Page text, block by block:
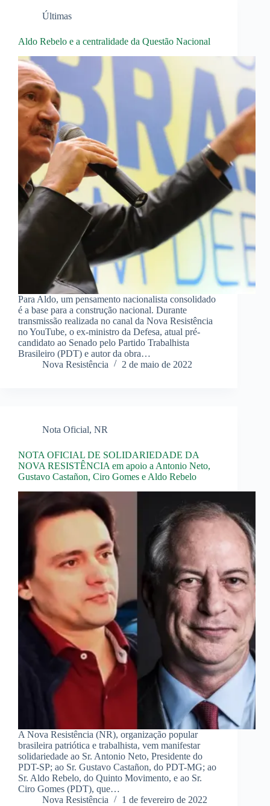
Últimas
Aldo Rebelo e a centralidade da Questão Nacional
Para Aldo, um pensamento nacionalista consolidado
é a base para a construção nacional. Durante
transmissão realizada no canal da Nova Resistência
no YouTube, o ex-ministro da Defesa, atual pré-
candidato ao Senado pelo Partido Trabalhista
Brasileiro (PDT) e autor da obra…
Nova Resistência
2 de maio de 2022
Nota Oficial, NR
NOTA OFICIAL DE SOLIDARIEDADE DA
NOVA RESISTÊNCIA em apoio a Antonio Neto,
Gustavo Castañon, Ciro Gomes e Aldo Rebelo
A Nova Resistência (NR), organização popular
brasileira patriótica e trabalhista, vem manifestar
solidariedade ao Sr. Antonio Neto, Presidente do
PDT-SP; ao Sr. Gustavo Castañon, do PDT-MG; ao
Sr. Aldo Rebelo, do Quinto Movimento, e ao Sr.
Ciro Gomes (PDT), que…
Nova Resistência
1 de fevereiro de 2022